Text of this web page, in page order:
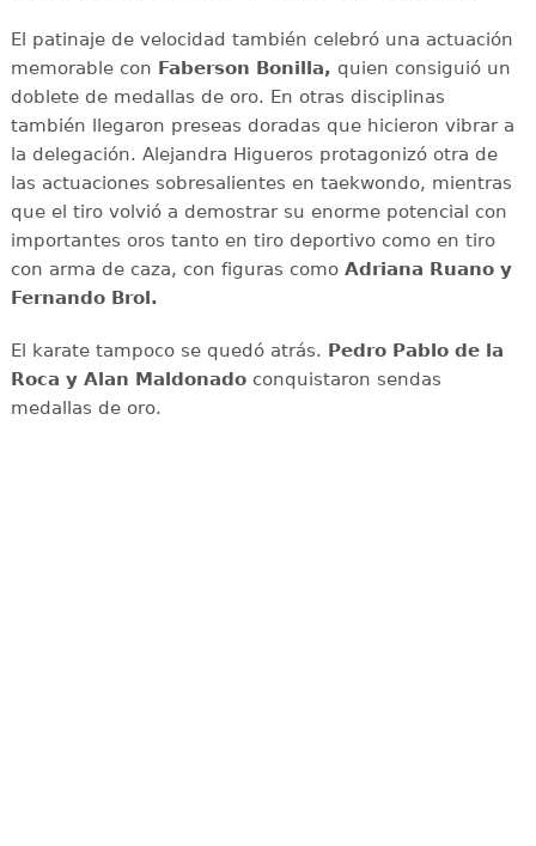
El patinaje de velocidad también celebró una actuación
memorable con Faberson Bonilla, quien consiguió un
doblete de medallas de oro. En otras disciplinas
también llegaron preseas doradas que hicieron vibrar a
la delegación. Alejandra Higueros protagonizó otra de
las actuaciones sobresalientes en taekwondo, mientras
que el tiro volvió a demostrar su enorme potencial con
importantes oros tanto en tiro deportivo como en tiro
con arma de caza, con figuras como Adriana Ruano y
Fernando Brol.
El karate tampoco se quedó atrás. Pedro Pablo de la
Roca y Alan Maldonadoconquistaron sendas
medallas de oro.